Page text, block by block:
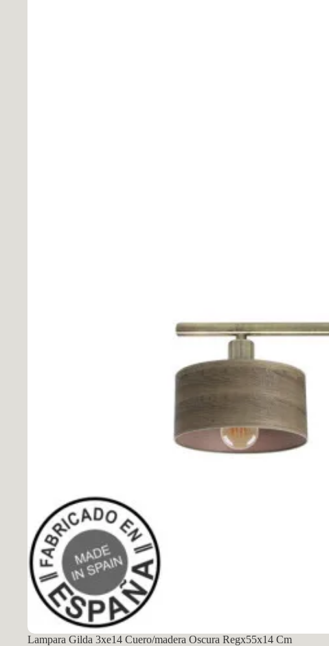
Lampara Gilda 3xe14 Cuero/madera Oscura Regx55x14 Cm